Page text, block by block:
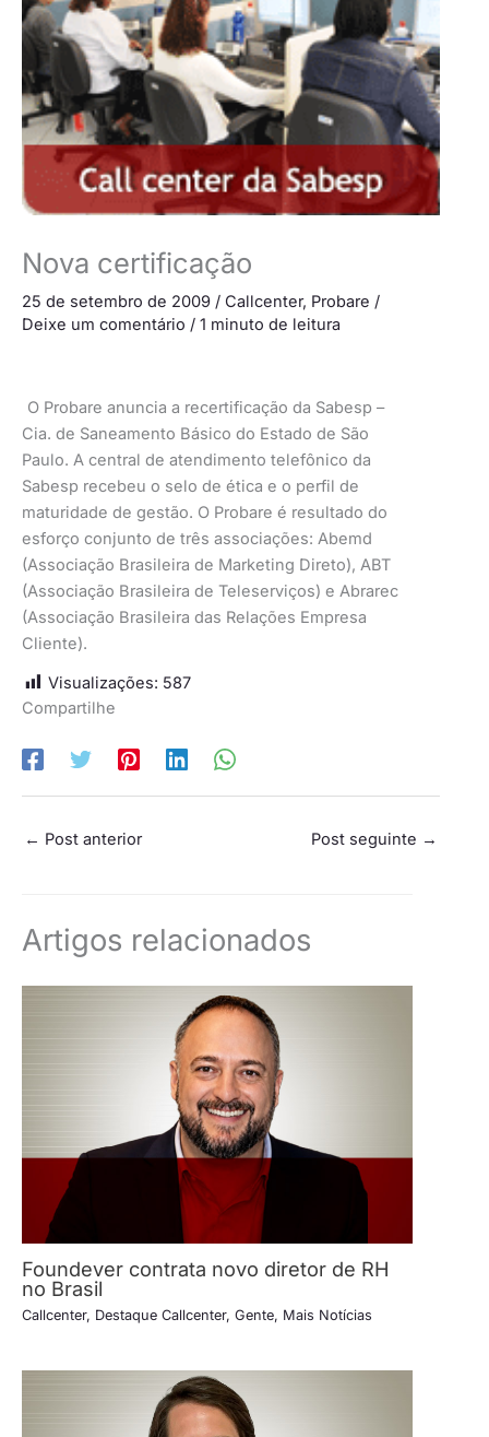
Nova certificação
25 de setembro de 2009 / Callcenter, Probare /
Deixe um comentário / 1 minuto de leitura
O Probare anuncia a recertificação da Sabesp –
Cia. de Saneamento Básico do Estado de São
Paulo. A central de atendimento telefônico da
Sabesp recebeu o selo de ética e o perfil de
maturidade de gestão. O Probare é resultado do
esforço conjunto de três associações: Abemd
(Associação Brasileira de Marketing Direto), ABT
(Associação Brasileira de Teleserviços) e Abrarec
(Associação Brasileira das Relações Empresa
Cliente).
Visualizações: 587
Compartilhe
← Post anterior Post seguinte →
Artigos relacionados
Foundever contrata novo diretor de RH
no Brasil
Callcenter, Destaque Callcenter, Gente, Mais Notícias